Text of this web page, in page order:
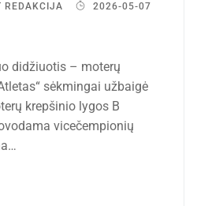
REDAKCIJA 2026-05-07
didžiuotis – moterų
sėkmingai užbaigė
krepšinio lygos B
vicečempionių